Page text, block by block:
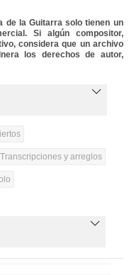
de la Guitarra solo tienen un
Si algún compositor,
considera que un archivo
los derechos de autor,
Transcripciones y arreglos